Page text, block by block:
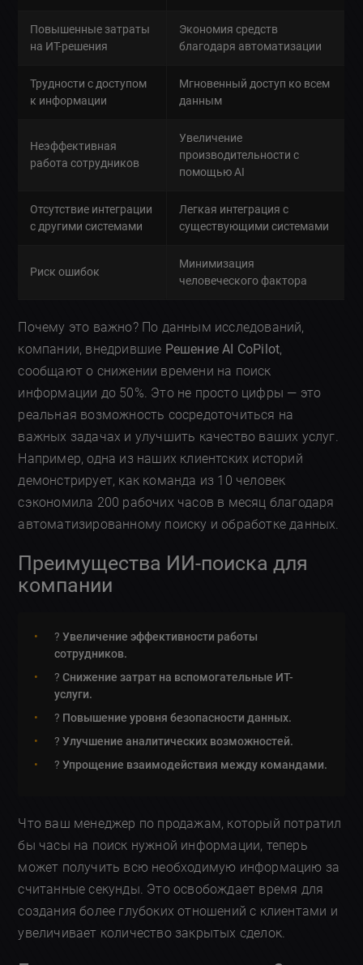
Повышенные затраты
на ИТ-решения
Экономия средств
благодаря автоматизации
Трудности с доступом
к информации
Мгновенный доступ ко всем
данным
Неэффективная
работа сотрудников
Увеличение
производительности с
помощью AI
Отсутствие интеграции
с другими системами
Легкая интеграция с
существующими системами
Риск ошибок
Минимизация
человеческого фактора
Почему это важно? По данным исследований,
компании, внедрившие Решение AI CoPilot,
сообщают о снижении времени на поиск
информации до 50%. Это не просто цифры — это
реальная возможность сосредоточиться на
важных задачах и улучшить качество ваших услуг.
Например, одна из наших клиентских историй
демонстрирует, как команда из 10 человек
сэкономила 200 рабочих часов в месяц благодаря
автоматизированному поиску и обработке данных.
Преимущества ИИ-поиска для
компании
?Увеличение эффективности работы
сотрудников.
?Снижение затрат на вспомогательные ИТ-
услуги.
? Повышение уровня безопасности данных.
?Улучшение аналитических возможностей.
?Упрощение взаимодействия между командами.
Что ваш менеджер по продажам, который потратил
бы часы на поиск нужной информации, теперь
может получить всю необходимую информацию за
считанные секунды. Это освобождает время для
создания более глубоких отношений с клиентами и
увеличивает количество закрытых сделок.